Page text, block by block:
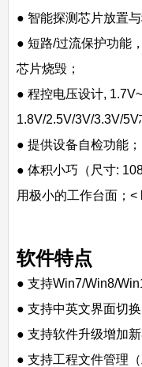
● 智能探测芯片放置
● 短路/过流保护功能
芯片烧毁；
● 程控电压设计,
1.8V/2.5V/3V/3.3V/5V
● 提供设备自检功能；
● 体积小巧（尺寸:
用极小的工作台面；<
软件特点
● 支持Win7/Win8/
● 支持中英文界面切
● 支持软件升级增加新
● 支持工程文件管理